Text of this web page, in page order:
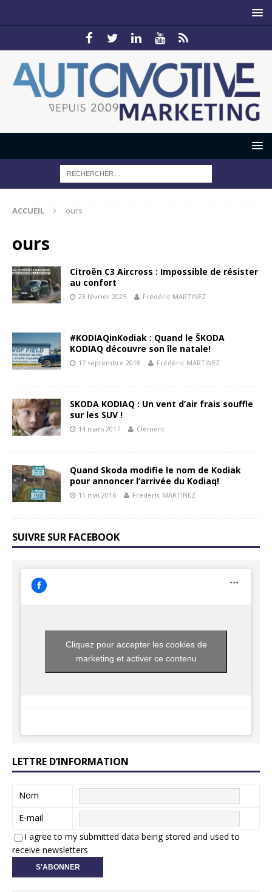
ACCUEIL ours
ours
Citroën C3 Aircross : Impossible de résister
au confort
23 février 2025 Frédéric MARTINEZ
#KODIAQinKodiak : Quand le ŠKODA
KODIAQ découvre son île natale!
17 septembre 2018 Frédéric MARTINEZ
SKODA KODIAQ : Un vent d’air frais souffle
sur les SUV !
14 mars 2017 Clément
Quand Skoda modifie le nom de Kodiak
pour annoncer l’arrivée du Kodiaq!
11 mai 2016 Frédéric MARTINEZ
SUIVRE SUR FACEBOOK
Cliquez pour accepter les cookies de
marketing et activer ce contenu
LETTRE D’INFORMATION
Nom
E-mail
I agree to my submitted data being stored and used to
receive newsletters